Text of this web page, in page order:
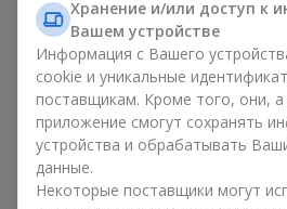
изящные сочетания с
яркие букеты с побегами
Единственный нюанс: подсолнухи
доступные для продажи только в
Классический
Хранение и/или доступ к
Вашем устройстве
Информация с Вашего
cookie и уникальные
поставщикам. Кроме того, они,
приложение смогут сохранять
устройства и обрабатывать
данные.
Некоторые поставщики могут